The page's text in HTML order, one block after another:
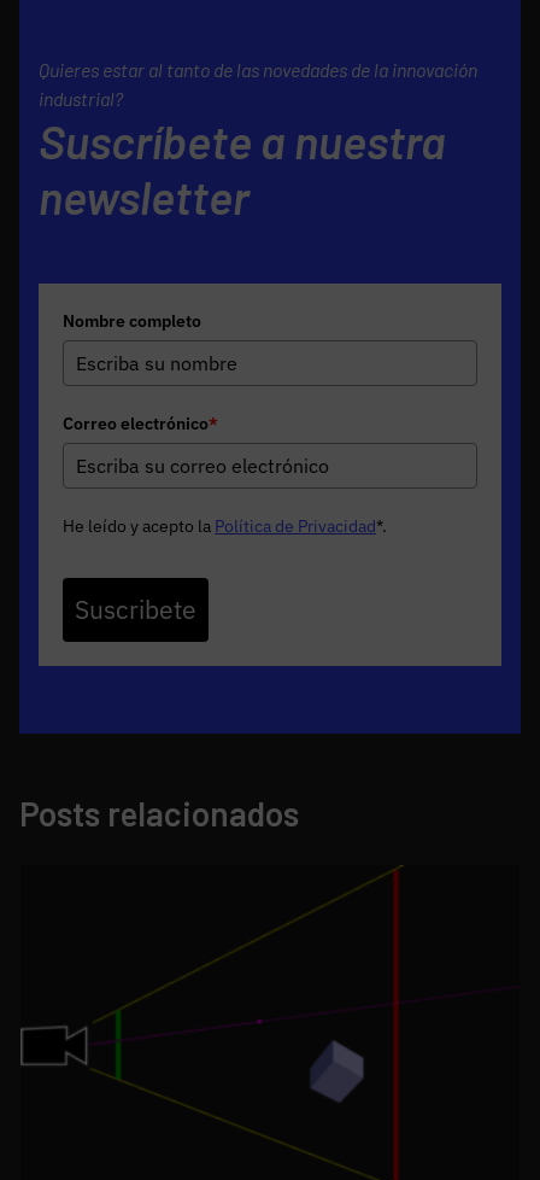
Quieres estar al tanto de las novedades de la innovación
industrial?
Suscríbete a nuestra
newsletter
Nombre completo
Correo electrónico*
He leído y acepto la Política de Privacidad*.
Suscribete
Posts relacionados